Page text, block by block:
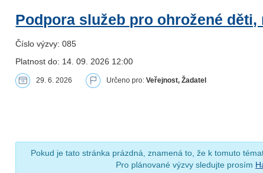
Podpora služeb pro ohrožené
Číslo výzvy: 085
Platnost do: 14. 09. 2026 12:00
29. 6. 2026 Určeno pro:Veřejnost, Žadatel
Pokud je tato stránka prázdná, znamená to, že k tomuto
Pro plánované výzvy sledujte prosím